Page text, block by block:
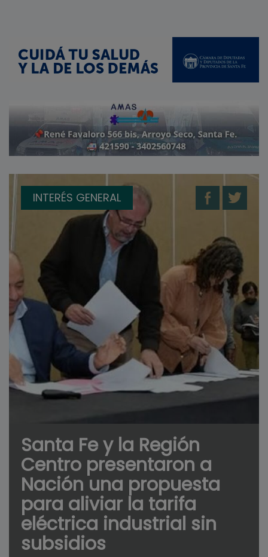
INTERÉS GENERAL
Santa Fe y la Región
Centro presentaron a
Nación una propuesta
para aliviar la tarifa
eléctrica industrial sin
subsidios